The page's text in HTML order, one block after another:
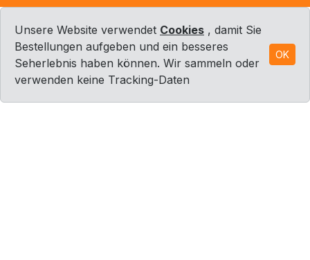
Unsere Website verwendet Cookies , damit Sie
Bestellungen aufgeben und ein besseres
Seherlebnis haben können. Wir sammeln oder
verwenden keine Tracking-Daten
OK